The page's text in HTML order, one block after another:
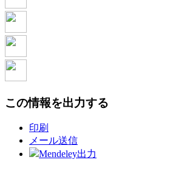
この情報を出力する
印刷
メール送信
Mendeley出力